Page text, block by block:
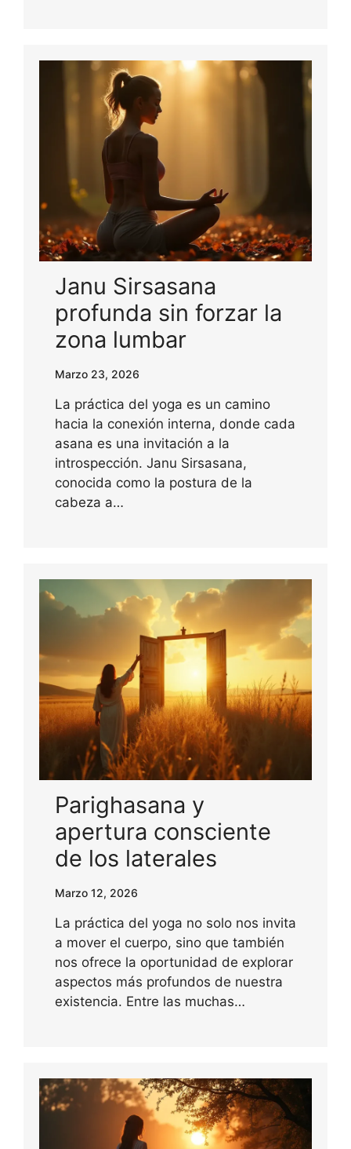
Janu Sirsasana
profunda sin forzar la
zona lumbar
Marzo 23, 2026
La práctica del yoga es un camino
hacia la conexión interna, donde cada
asana es una invitación a la
introspección. Janu Sirsasana,
conocida como la postura de la
cabeza a…
Parighasana y
apertura consciente
de los laterales
Marzo 12, 2026
La práctica del yoga no solo nos invita
a mover el cuerpo, sino que también
nos ofrece la oportunidad de explorar
aspectos más profundos de nuestra
existencia. Entre las muchas…